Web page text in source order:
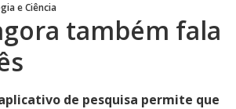
e Ciência
também fala
de pesquisa permite que